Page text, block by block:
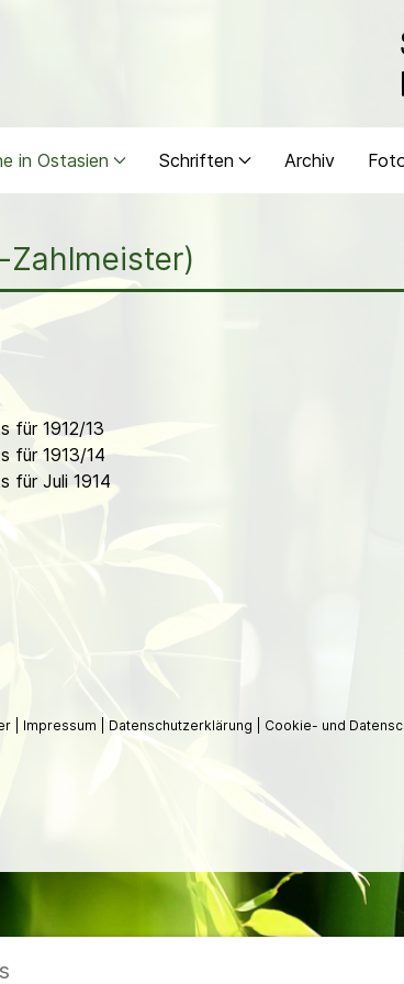
in Ostasien Schriften Archiv
für 1912/13
für 1913/14
für Juli 1914
Impressum Datenschutzerklärung Cookie- und